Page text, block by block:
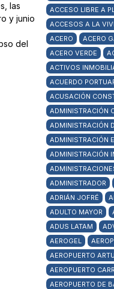
las
y junio
del
ACCESO LIBRE A
ACCESOS A LA
ACERO
ACERO
ACERO VERDE
ACTIVOS
ACUERDO
ACUSACIÓN
ADMINISTRACIÓN
ADMINISTRACIÓN
ADMINISTRACIÓN
ADMINISTRACIÓN
ADMINISTRADOR
ADRIÁN JOFRÉ
ADULTO MAYOR
ADUS LATAM
AEROGEL
AEROPUERTO
AEROPUERTO
AEROPUERTO DE